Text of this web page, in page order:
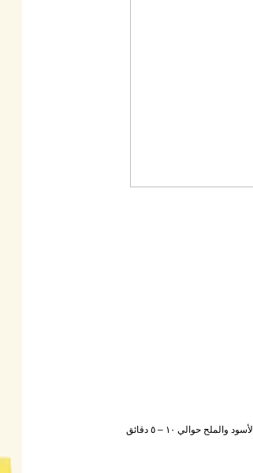
الأسود والملح حوالي ١٠ – ٥ دقائق